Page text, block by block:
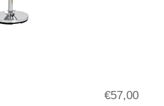
€57,00